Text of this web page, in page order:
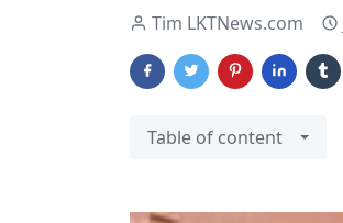
Tim LKTNews.com
Table of content